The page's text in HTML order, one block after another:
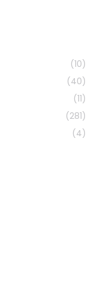
(10)
(40)
(11)
(281)
(4)